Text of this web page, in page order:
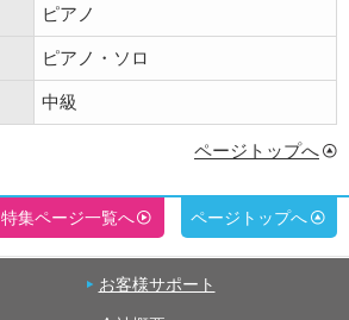
ピアノ
ピアノ・ソロ
中級
ページトップへ
特集ページ一覧へ ページトップへ
お客様サポート